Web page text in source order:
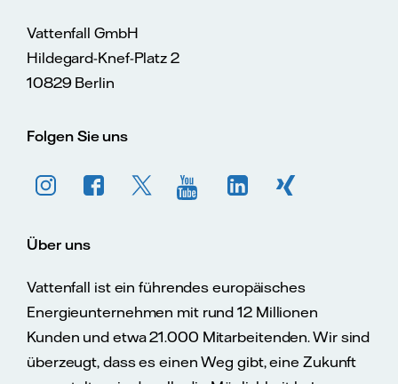
Vattenfall GmbH
Hildegard-Knef-Platz 2
10829 Berlin
Folgen Sie uns
Über uns
Vattenfall ist ein führendes europäisches
Energieunternehmen mit rund 12 Millionen
Kunden und etwa 21.000 Mitarbeitenden. Wir sind
überzeugt, dass es einen Weg gibt, eine Zukunft